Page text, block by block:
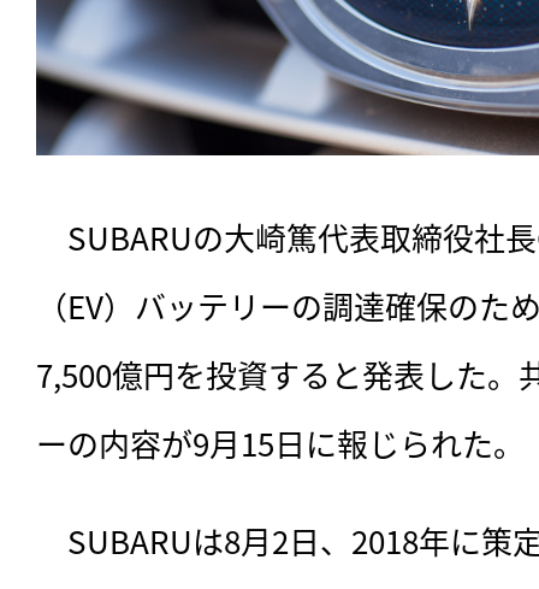
SUBARUの大崎篤代表取締役社
（EV）バッテリーの調達確保のた
7,500億円を投資すると発表した。
ーの内容が9月15日に報じられた。
SUBARUは8月2日、 2018年に策